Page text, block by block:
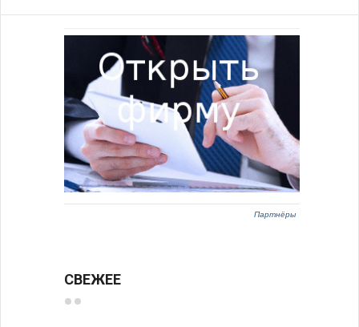
Партнёры
СВЕЖЕЕ